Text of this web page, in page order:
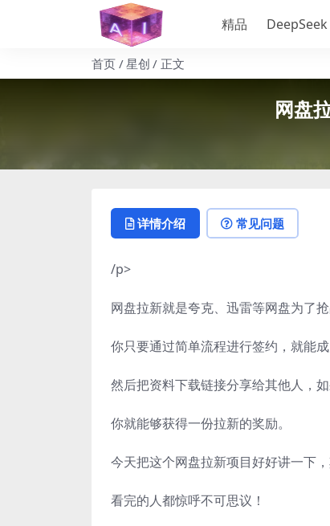
精品 DeepSeek
首页 星创 正文
网盘
详情介绍 常见问题
/p>
网盘拉新就是夸克、迅雷等网盘为了
你只要通过简单流程进行签约，就能
然后把资料下载链接分享给其他人，
你就能够获得一份拉新的奖励。
今天把这个网盘拉新项目好好讲一下
看完的人都惊呼不可思议！